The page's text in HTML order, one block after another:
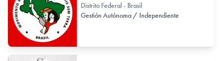
Distrito Federal - Brasil
Gestión Autónoma / Independiente